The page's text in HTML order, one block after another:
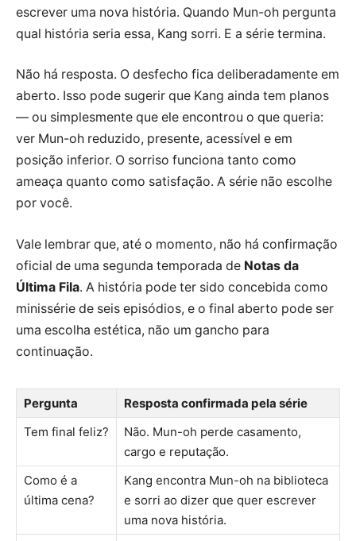
escrever uma nova história. Quando Mun-oh pergunta
qual história seria essa, Kang sorri. E a série termina.
Não há resposta. O desfecho fica deliberadamente em
aberto. Isso pode sugerir que Kang ainda tem planos
— ou simplesmente que ele encontrou o que queria:
ver Mun-oh reduzido, presente, acessível e em
posição inferior. O sorriso funciona tanto como
ameaça quanto como satisfação. A série não escolhe
por você.
Vale lembrar que, até o momento, não há confirmação
oficial de uma segunda temporada de Notas da
Última Fila. A história pode ter sido concebida como
minissérie de seis episódios, e o final aberto pode ser
uma escolha estética, não um gancho para
continuação.
Pergunta
Resposta confirmada pela série
Tem final feliz?
Não. Mun-oh perde casamento,
cargo e reputação.
Como é a
última cena?
Kang encontra Mun-oh na biblioteca
e sorri ao dizer que quer escrever
uma nova história.